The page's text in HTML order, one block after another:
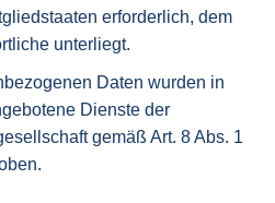
erforderlich, dem
unterliegt.
Daten wurden in
Dienste der
gemäß Art. 8 Abs. 1